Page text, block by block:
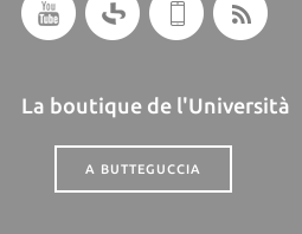
La boutique de l'Università
A BUTTEGUCCIA